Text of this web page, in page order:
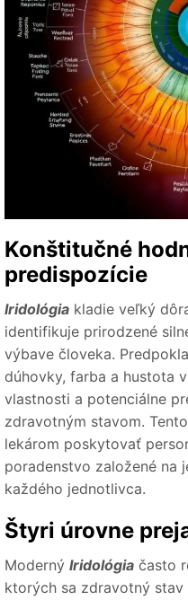
Konštitučné
predispozície
Iridológia kladie veľký
identifikuje prirodzené
výbave človeka.
dúhovky, farba a hustota
vlastnosti a potenciálne
zdravotným stavom.
lekárom poskytovať
poradenstvo založené na
každého jednotlivca.
Štyri úrovne
Moderný Iridológia často
ktorých sa zdravotný stav